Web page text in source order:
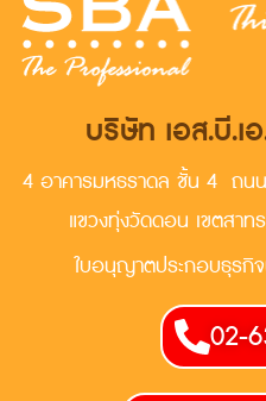
บริษัท เอส.บี.เ
4 อาคารมหธราดล ชั้น 4 ถน
แขวงทุ่งวัดดอน เขตสา
ใบอนุญาตประกอบธุรกิ
02-